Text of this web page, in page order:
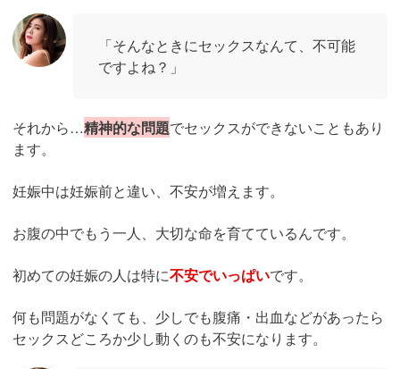
「そんなときにセックスなんて、不可能
ですよね？」
それから…精神的な問題でセックスができないこともあり
ます。
妊娠中は妊娠前と違い、不安が増えます。
お腹の中でもう一人、大切な命を育てているんです。
初めての妊娠の人は特に不安でいっぱいです。
何も問題がなくても、少しでも腹痛・出血などがあったら
セックスどころか少し動くのも不安になります。